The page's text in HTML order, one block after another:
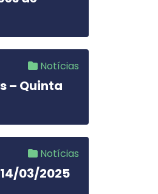
Notícias
– Quinta
Notícias
03/2025